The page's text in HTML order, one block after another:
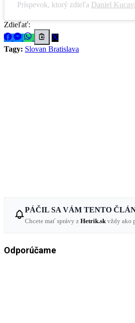
Príspevok, ktorý zdieľa Daniel
Zdieľať:
Tagy: Slovan Bratislava
PÁČIL SA VÁM TENTO
Chcete mať správy z Hetrik.skvždy ako
Odporúčame